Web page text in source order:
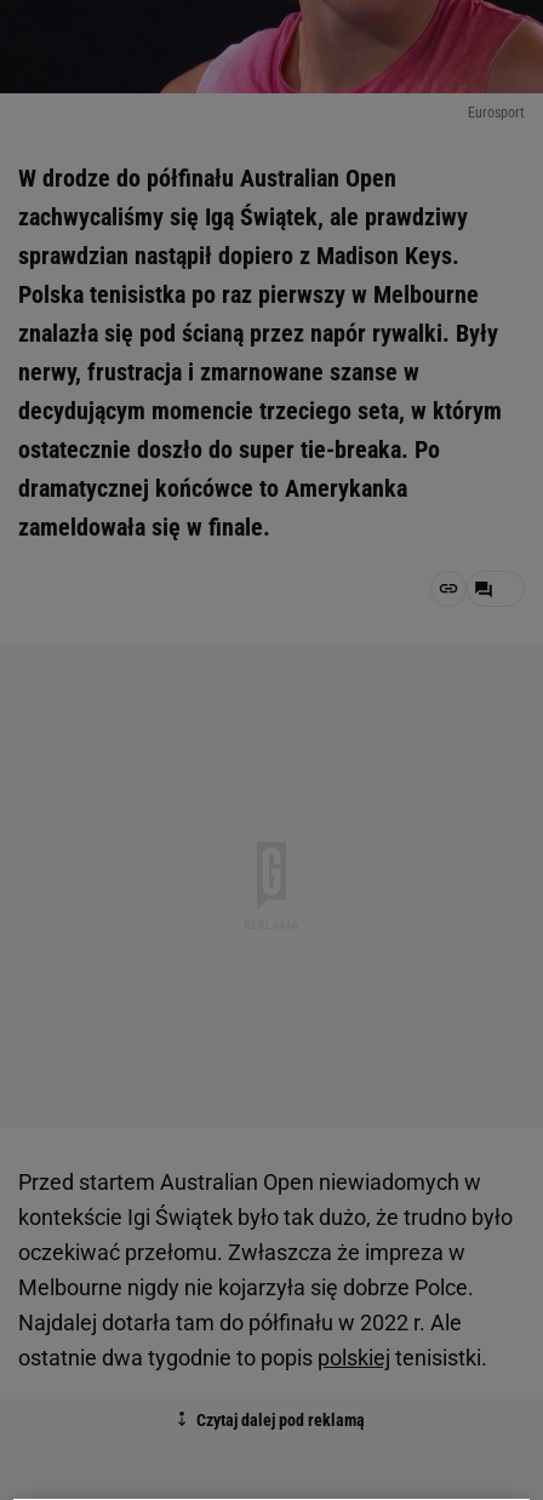
Eurosport
W drodze do półfinału Australian Open
zachwycaliśmy się Igą Świątek, ale prawdziwy
sprawdzian nastąpił dopiero z Madison Keys.
Polska tenisistka po raz pierwszy w Melbourne
znalazła się pod ścianą przez napór rywalki. Były
nerwy, frustracja i zmarnowane szanse w
decydującym momencie trzeciego seta, w którym
ostatecznie doszło do super tie-breaka. Po
dramatycznej końcówce to Amerykanka
zameldowała się w finale.
Przed startem Australian Open niewiadomych w
kontekście Igi Świątek było tak dużo, że trudno było
oczekiwać przełomu. Zwłaszcza że impreza w
Melbourne nigdy nie kojarzyła się dobrze Polce.
Najdalej dotarła tam do półfinału w 2022 r. Ale
ostatnie dwa tygodnie to popis polskiej tenisistki.